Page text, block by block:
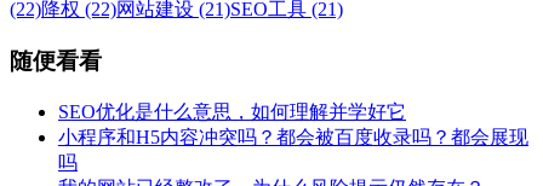
(22)降权 (22)网站建设 (21)SEO工具 (21)
随便看看
SEO优化是什么意思，如何理解并学好它
小程序和H5内容冲突吗？都会被百度收录吗？都会展现
吗